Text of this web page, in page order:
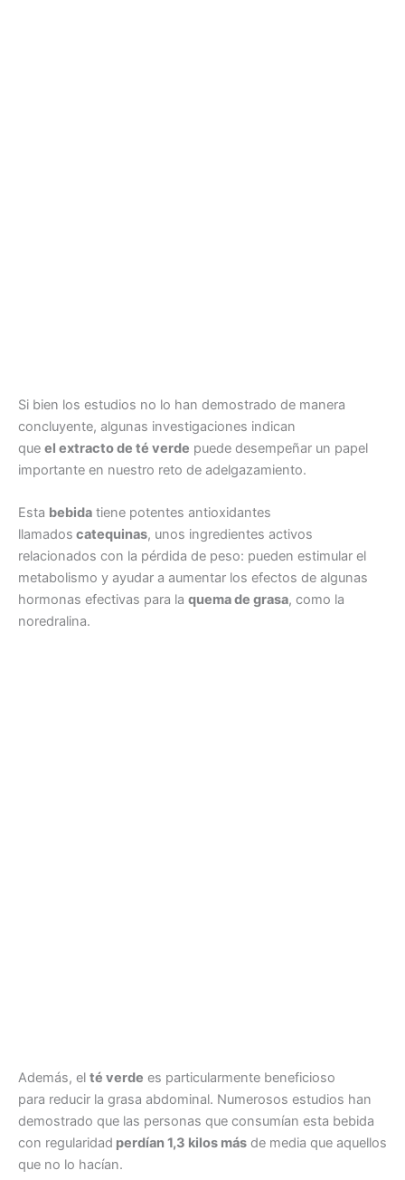
Si bien los estudios no lo han demostrado de manera
concluyente, algunas investigaciones indican
que el extracto de té verde puede desempeñar un papel
importante en nuestro reto de adelgazamiento.
Esta bebida tiene potentes antioxidantes
llamados catequinas, unos ingredientes activos
relacionados con la pérdida de peso: pueden estimular el
metabolismo y ayudar a aumentar los efectos de algunas
hormonas efectivas para la quema de grasa, como la
noredralina.
Además, el té verde es particularmente beneficioso
para reducir la grasa abdominal. Numerosos estudios han
demostrado que las personas que consumían esta bebida
con regularidad perdían 1,3 kilos más de media que aquellos
que no lo hacían.